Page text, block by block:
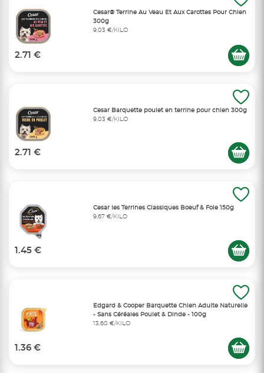
Cesar® Terrine Au Veau Et Aux Carottes Pour Chien
300g
9,03 €/KILO
2.71 €
Cesar Barquette poulet en terrine pour chien 300g
9,03 €/KILO
2.71 €
Cesar les Terrines Classiques Boeuf & Foie 150g
9,67 €/KILO
1.45 €
Edgard & Cooper Barquette Chien Adulte Naturelle
- Sans Céréales Poulet & Dinde - 100g
13,60 €/KILO
1.36 €